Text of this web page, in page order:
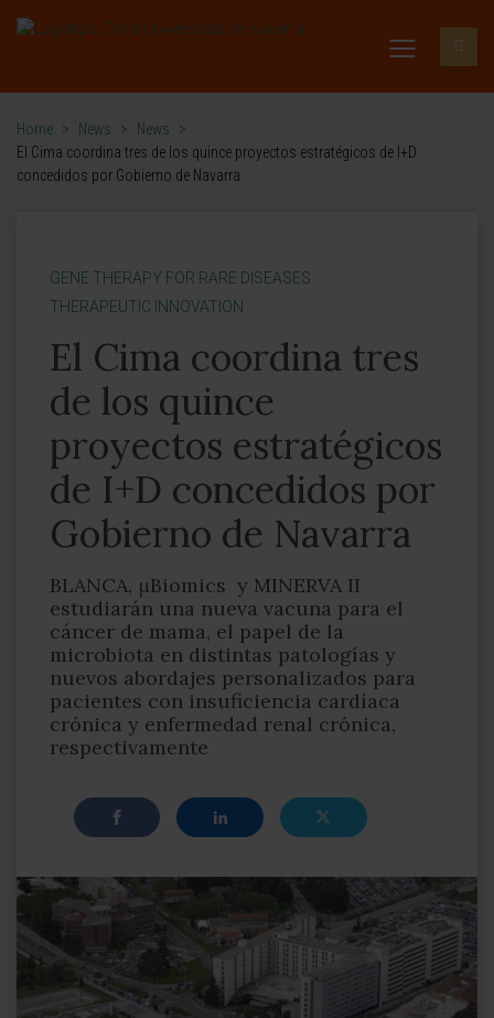
Home > News > News
>
El Cima coordina tres de los quince proyectos estratégicos de I+D
concedidos por Gobierno de Navarra
GENE THERAPY FOR RARE DISEASES
THERAPEUTIC INNOVATION
El Cima coordina tres
de los quince
proyectos estratégicos
de I+D concedidos por
Gobierno de Navarra
BLANCA, μBiomics y MINERVA II
estudiarán una nueva vacuna para el
cáncer de mama, el papel de la
microbiota en distintas patologías y
nuevos abordajes personalizados para
pacientes con insuficiencia cardíaca
crónica y enfermedad renal crónica,
respectivamente